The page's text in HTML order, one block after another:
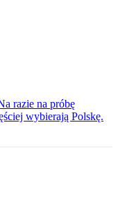
razie na próbę
wybierają Polskę.